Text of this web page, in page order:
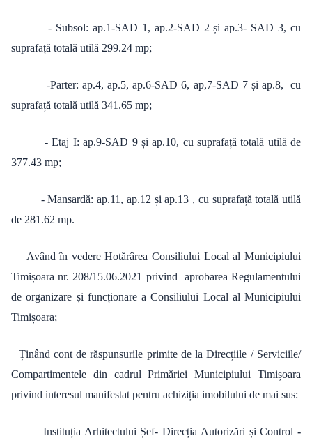
- Subsol: ap.1-SAD 1, ap.2-SAD 2 și ap.3- SAD 3, cu
suprafață totală utilă 299.24 mp;
-Parter: ap.4, ap.5, ap.6-SAD 6, ap,7-SAD 7 și ap.8, cu
suprafață totală utilă 341.65 mp;
- Etaj I: ap.9-SAD 9 și ap.10, cu suprafață totală utilă de
377.43 mp;
- Mansardă: ap.11, ap.12 și ap.13 , cu suprafață totală utilă
de 281.62 mp.
Având în vedere Hotărârea Consiliului Local al Municipiului
Timișoara nr. 208/15.06.2021 privind aprobarea Regulamentului
de organizare și funcționare a Consiliului Local al Municipiului
Timișoara;
Ținând cont de răspunsurile primite de la Direcțiile / Serviciile/
Compartimentele din cadrul Primăriei Municipiului Timișoara
privind interesul manifestat pentru achiziția imobilului de mai sus:
Instituția Arhitectului Șef- Direcția Autorizări și Control -